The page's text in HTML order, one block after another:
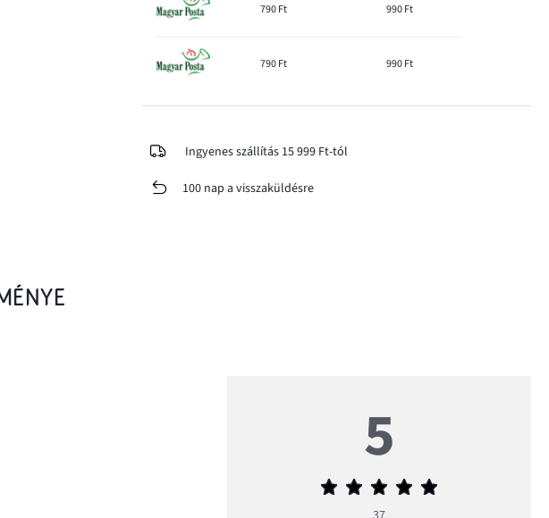
790 Ft 990 Ft
790 Ft 990 Ft
Ingyenes szállítás 15 999 Ft-tól
100 nap a visszaküldésre
5
Átlagos